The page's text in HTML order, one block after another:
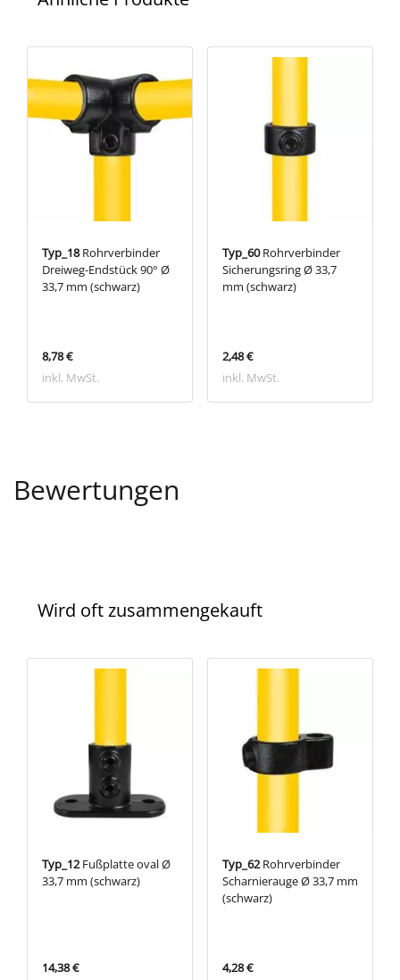
Typ_18Rohrverbinder
Dreiweg-Endstück 90° Ø
33,7 mm (schwarz)
8,78 €
inkl. MwSt.
Typ_60Rohrverbinder
Sicherungsring Ø 33,7
mm (schwarz)
2,48 €
inkl. MwSt.
Bewertungen
Wird oft zusammengekauft
Typ_12Fußplatte oval Ø
33,7 mm (schwarz)
14,38 €
Typ_62Rohrverbinder
Scharnierauge Ø 33,7 mm
(schwarz)
4,28 €